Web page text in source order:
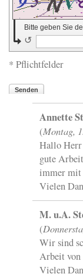
Bitte geben Sie
↺
* Pflichtfelder
Senden
Annette
(Montag,
Hallo
gute
immer mit
Vielen
M. u.A.
(
Wir sind
Arbeit von
Vielen